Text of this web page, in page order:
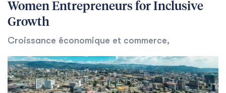
Women Entrepreneurs for Inclusive
Growth
Croissance économique et commerce,